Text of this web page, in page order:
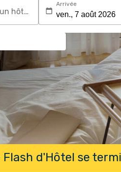
Recherchez une destination ou un hôtel
Arrivée
Flash d'Hôtel se